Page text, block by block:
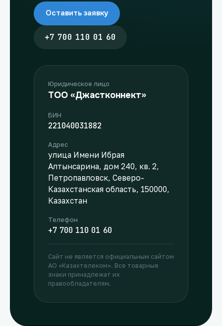
Оставить заявку
+7 700 110 01 60
Юридическое лицо
ТОО «Джастконнект»
БИН
221040031882
Адрес
улица Имени Ибрая
Алтынсарина, дом 240, кв. 2,
Петропавловск, Северо-
Казахстанская область, 150000,
Казахстан
Телефон
+7 700 110 01 60
Сайт не является официальным сайтом
АО «Казахтелеком». Все товарные
знаки принадлежат их
правообладателям.